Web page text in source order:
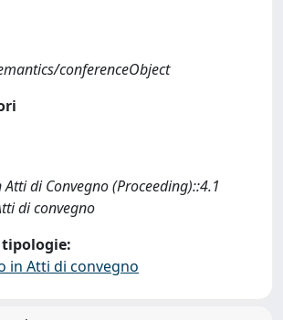
conferenceObject
di Convegno (Proceeding)::4.1
di convegno
in Atti di convegno